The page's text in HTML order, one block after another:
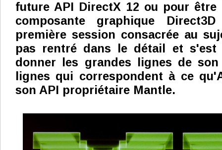
future API DirectX 12 ou pour
composante graphique
première session consacrée au
pas rentré dans le détail et s'est
donner les grandes lignes de son
lignes qui correspondent à ce
son API propriétaire Mantle.